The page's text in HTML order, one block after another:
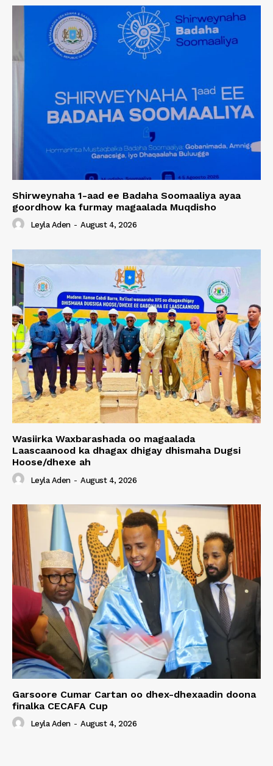
Shirweynaha 1-aad ee Badaha Soomaaliya ayaa
goordhow ka furmay magaalada Muqdisho
Leyla Aden - August 4, 2026
Wasiirka Waxbarashada oo magaalada
Laascaanood ka dhagax dhigay dhismaha Dugsi
Hoose/dhexe ah
Leyla Aden - August 4, 2026
Garsoore Cumar Cartan oo dhex-dhexaadin doona
finalka CECAFA Cup
Leyla Aden - August 4, 2026